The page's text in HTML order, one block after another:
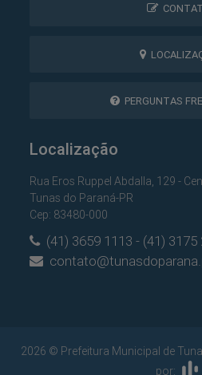
PERGUNTAS
Localização
Rua Eros Ruppel Abdalla, 129 -
Tunas do Paraná-PR
Cep: 83480-000
(41) 3659 1113 - (41) 3175
2026 © Prefeitura Municipal de
por: